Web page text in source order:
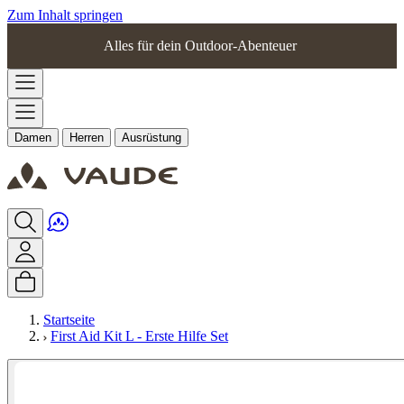
Zum Inhalt springen
Alles für dein Outdoor-Abenteuer
Damen Herren Ausrüstung
Startseite
First Aid Kit L - Erste Hilfe Set